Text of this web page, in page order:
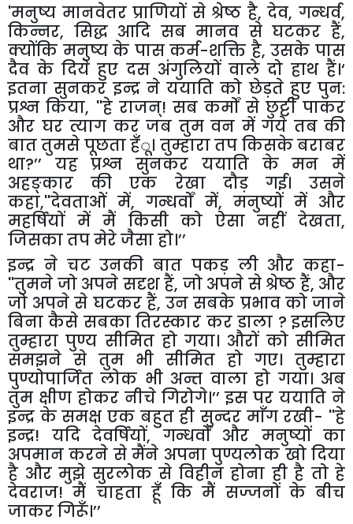
'मनुष्य मानवेतर प्राणियों से श्रेष्ठ है,देव,गन्धर्व,
किन्नर, सिद्ध आदि सब मानव से घटकर हैं,
क्योंकि मनुष्य के पास कर्म-शक्ति है,उसके पास
दैव के दिये हुए दस अंगुलियों वाले दो हाथ हैं।‘
इतना सुनकर इन्द्र ने ययाति को छेड़ते हुए पुन:
प्रश्न किया, ''हे राजन्! सब कर्मों से छुट्टी पाकर
और घर त्याग कर जब तुम वन में गये तब की
बात तुमसे पूछता हँू। तुम्हारा तप किसके बराबर
था?’’
यह प्रश्न सुनकर ययाति के मन में
अहङ्कार की एक रेखा दौड़ गई। उसने
कहा,''देवताओं में,गन्धर्वों में, मनुष्यों में और
महर्षियों में मैं किसी को ऐसा नहीं देखता,
जिसका तप मेरे जैसा हो।’’
इन्द्र ने चट उनकी बात पकड़ ली और कहा-
''तुमने जो अपने सदृश हैं, जो अपने से श्रेष्ठ हैं, और
जो अपने से घटकर हैं,उन सबके प्रभाव को जाने
बिना कैसे सबका तिरस्कार कर डाला ?इसलिए
तुम्हारा पुण्य सीमित हो गया। औरों को सीमित
समझने से तुम भी सीमित हो गए। तुम्हारा
पुण्योपार्जित लोक भी अन्त वाला हो गया। अब
तुम क्षीण होकर नीचे गिरोगे।’’ इस पर ययाति ने
इन्द्र के समक्ष एक बहुत ही सुन्दर माँग रखी- ''हे
इन्द्र! यदि देवर्षियों,गन्धर्वों और मनुष्यों का
अपमान करने से मैंने अपना पुण्यलोक खो दिया
है और मुझे सुरलोक से विहीन होना ही है तो हे
देवराज! मैं चाहता हूँ कि मैं सज्जनों के बीच
जाकर गिरूँ।’’